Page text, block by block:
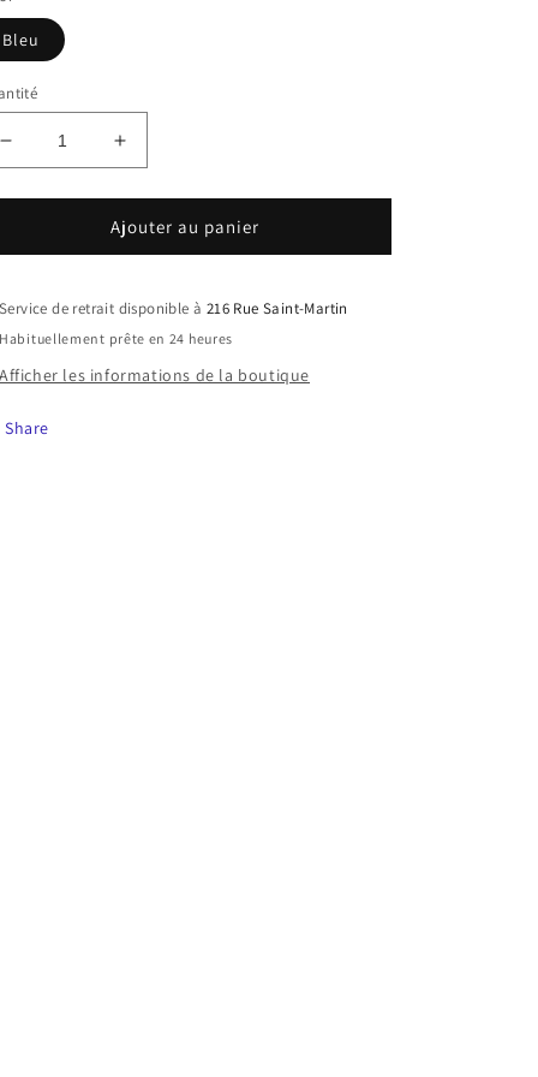
Bleu
Réduire
la
quantité
Grenade
Augmenter
la
quantité
de
Grenade
Ajouter au panier
Service de retrait disponible à 216 Rue Saint-Martin
Habituellement prête en 24 heures
Afficher les informations de la boutique
Share